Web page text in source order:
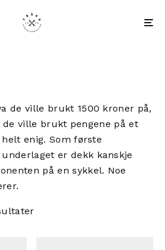
de ville brukt 1500 kroner på,
ville brukt pengene på et
enig. Som første
er dekk kanskje
på en sykkel. Noe